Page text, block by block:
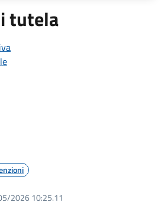
tutela
2026 10:25.11